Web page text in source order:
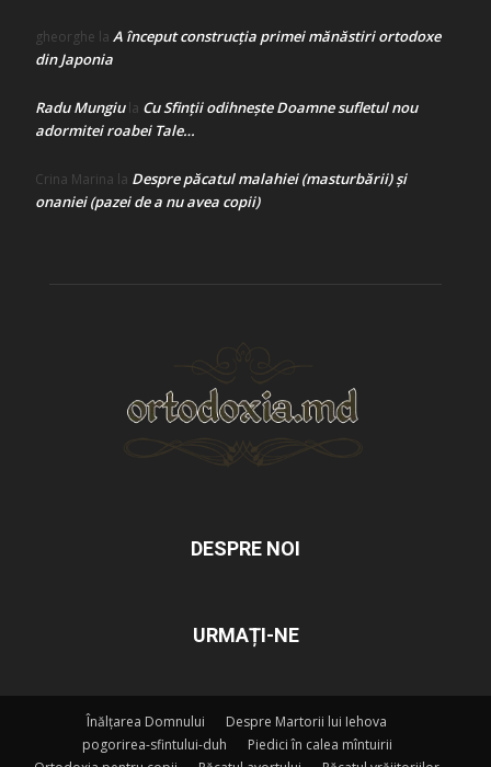
gheorghe la A început construcţia primei mănăstiri ortodoxe
din Japonia
Radu Mungiula Cu Sfinții odihnește Doamne sufletul nou
adormitei roabei Tale…
Crina Marina la Despre păcatul malahiei (masturbării) şi
onaniei (pazei de a nu avea copii)
DESPRE NOI
URMAȚI-NE
Înălțarea Domnului
Despre Martorii lui Iehova
pogorirea-sfintului-duh
Piedici în calea mîntuirii